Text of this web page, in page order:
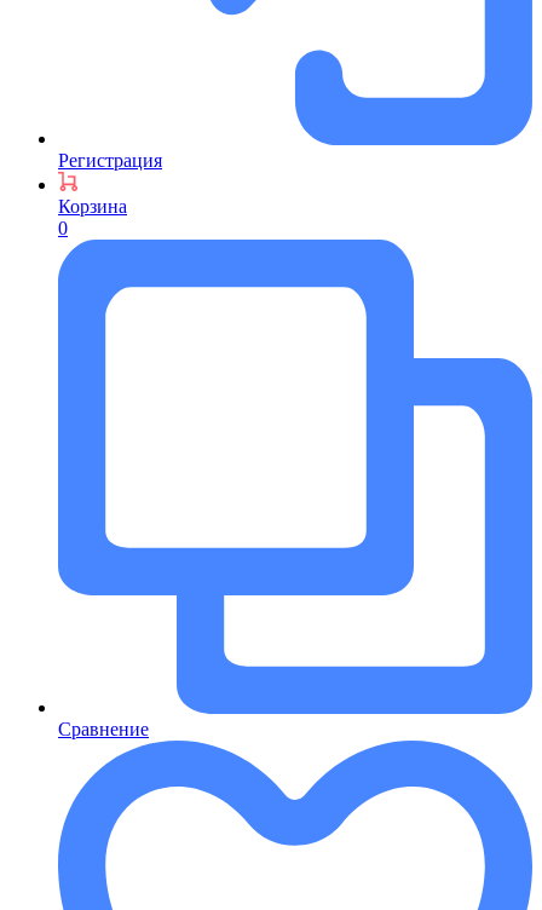
Регистрация
Корзина
0
Сравнение